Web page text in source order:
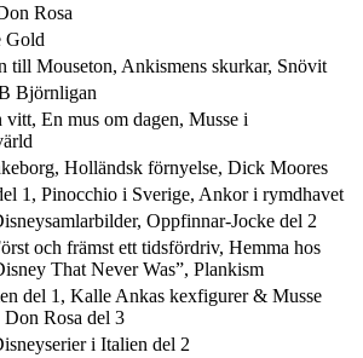
Rosa
Gold
till Mouseton, Ankismens skurkar, Snövit
Björnligan
vitt, En mus om dagen, Musse i
Holländsk förnyelse, Dick Moores
1, Pinocchio i Sverige, Ankor i rymdhavet
Oppfinnar-Jocke del 2
och främst ett tidsfördriv, Hemma hos
That Never Was”, Plankism
del 1, Kalle Ankas kexfigurer & Musse
Don Rosa del 3
i Italien del 2